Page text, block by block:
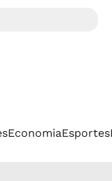
EconomiaEsportes